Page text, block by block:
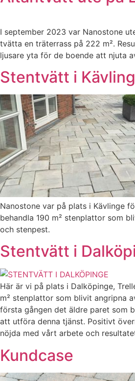
I september 2023 var Nanostone
tvätta en träterrass på 222 m².
ljusare yta för de boende att njuta
Stentvätt i
Nanostone var på plats i Kävlinge
behandla 190 m² stenplattor som
och stenpest.
Stentvätt i
Här är vi på plats i Dalköpinge,
m² stenplattor som blivit angripna
första gången det äldre paret som
att utföra denna tjänst. Positivt
nöjda med vårt arbete och
Kundcase